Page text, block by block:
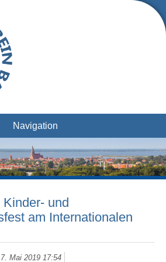
Navigation
und
am Internationalen
Mai 2019 17:54